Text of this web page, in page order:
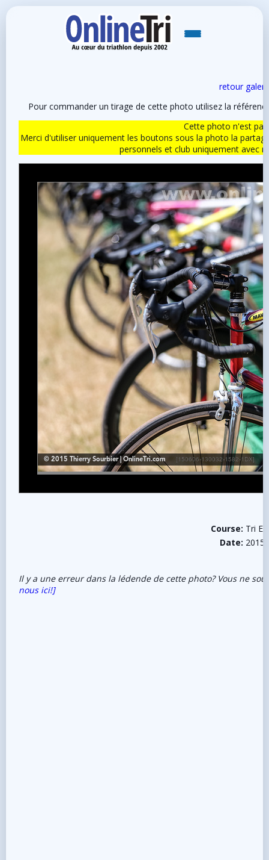
retour
Pour commander un tirage de cette photo utilisez la
Cette photo n'est
Merci d'utiliser uniquement les boutons sous la photo la
personnels et club uniquement avec
Course: Tri
Date:
Il y a une erreur dans la lédende de cette photo? Vous ne
nous ici!]